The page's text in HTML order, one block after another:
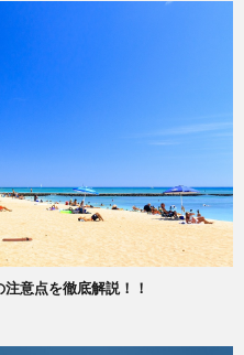
意点を徹底解説！！